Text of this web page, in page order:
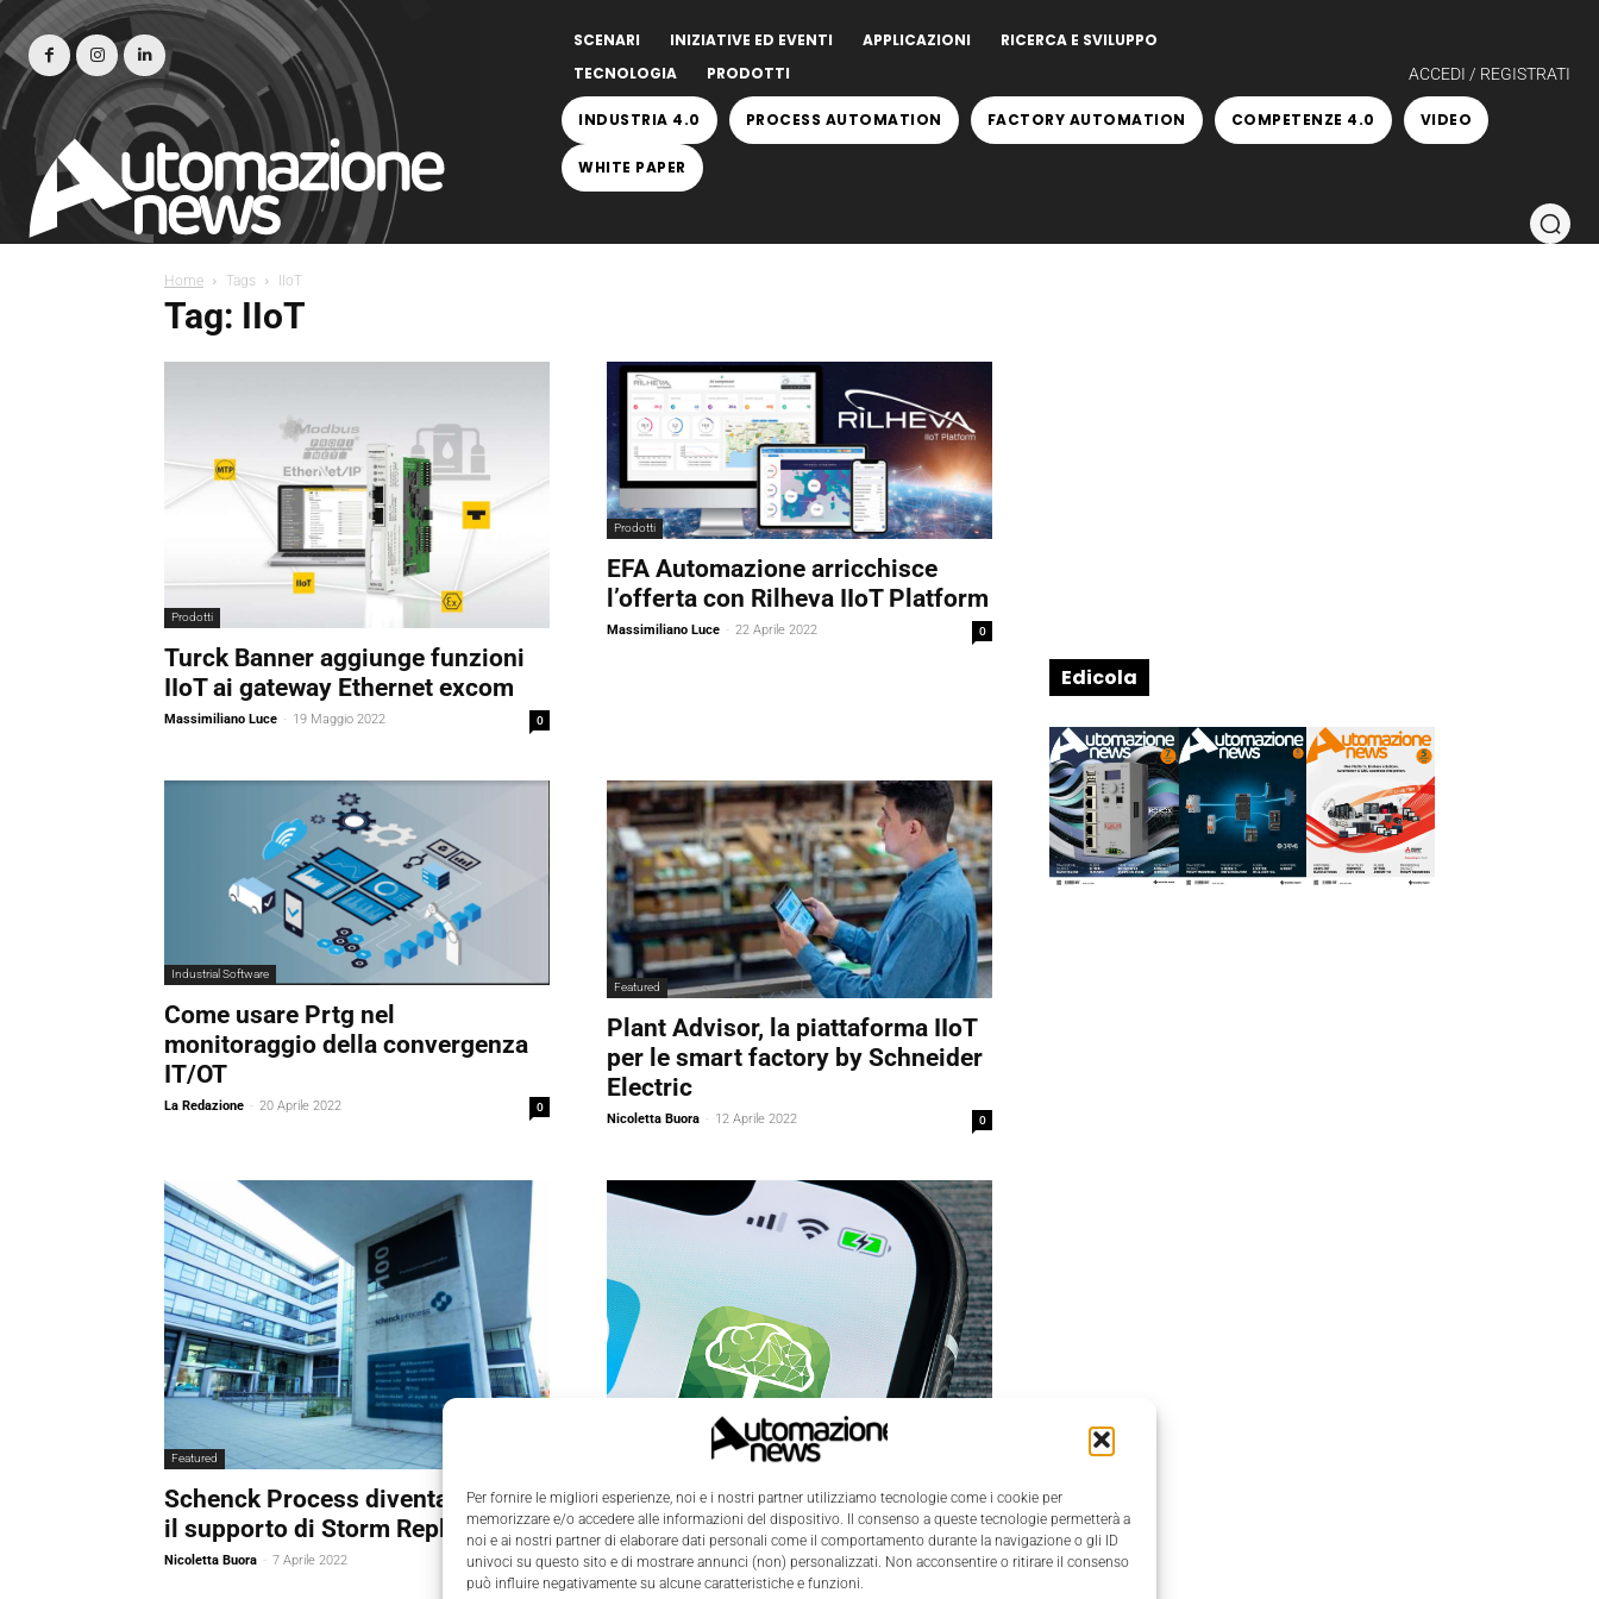
Per fornire le migliori esperienze, noi e i nostri partner utilizziamo tecnologie come i cookie per
memorizzare e/o accedere alle informazioni del dispositivo. Il consenso a queste tecnologie permetterà a
noi e ai nostri partner di elaborare dati personali come il comportamento durante la navigazione o gli ID
univoci su questo sito e di mostrare annunci (non) personalizzati. Non acconsentire o ritirare il consenso
può influire negativamente su alcune caratteristiche e funzioni.
SCENARI INIZIATIVE ED EVENTI APPLICAZIONI
RICERCA E SVILUPPO
TECNOLOGIA
PRODOTTI ACCEDI / REGISTRATI
INDUSTRIA 4.0 PROCESS AUTOMATION FACTORY AUTOMATION COMPETENZE 4.0 VIDEO
WHITE PAPER
Home Tags IIoT
Tag: IIoT
Prodotti
Turck Banner aggiunge funzioni
IIoT ai gateway Ethernet excom
Massimiliano Luce - 19 Maggio 2022 0
Prodotti
EFA Automazione arricchisce
l’offerta con Rilheva IIoT Platform
Massimiliano Luce - 22 Aprile 2022 0
Industrial Software
Come usare Prtg nel
monitoraggio della convergenza
IT/OT
La Redazione - 20 Aprile 2022 0
Featured
Plant Advisor, la piattaforma IIoT
per le smart factory by Schneider
Electric
Nicoletta Buora - 12 Aprile 2022 0
Featured
Schenck Process diventa 4.0 con
il supporto di Storm Reply
Nicoletta Buora - 7 Aprile 2022 0
Featured
Mind, l’app per controllare da
smartphone il funzionamento
Edicola